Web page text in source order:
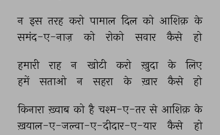
न इस तरह करो पामाल दिल को आशिक़ के
समंद-ए-नाज़
को रोको सवार कैसे हो
हमारी राह न खोटी करो ख़ुदा के
लिए
हमें
सताओ न सहरा के ख़ार कैसे हो
किनारा ख़्वाब को है चश्म-ए-तर से आशिक़ के
ख़याल-ए-जल्वा-ए-दीदार-ए-यार
कैसे हो